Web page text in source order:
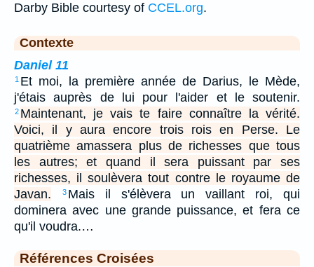
Darby Bible courtesy of CCEL.org.
Contexte
Daniel 11
1 Et moi, la première année de Darius, le Mède,
j'étais auprès de lui pour l'aider et le soutenir.
2 Maintenant, je vais te faire connaître la vérité.
Voici, il y aura encore trois rois en Perse. Le
quatrième amassera plus de richesses que tous
les autres; et quand il sera puissant par ses
richesses, il soulèvera tout contre le royaume de
Javan.
3 Mais il s'élèvera un vaillant roi, qui
dominera avec une grande puissance, et fera ce
qu'il voudra.…
Références Croisées